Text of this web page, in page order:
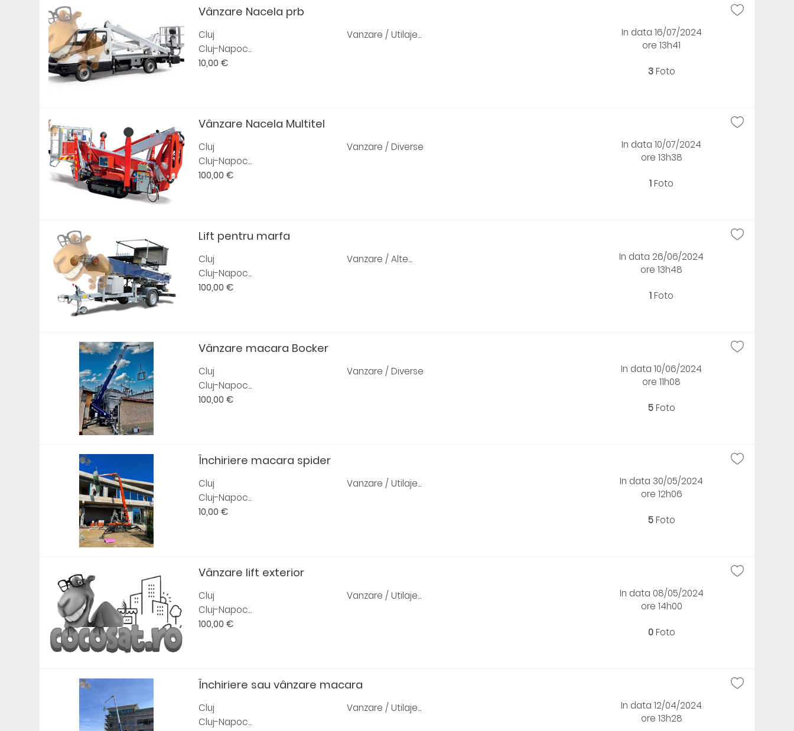
Vânzare Nacela prb
Cluj
Cluj-Napoc...
10,00 €
Vanzare / Utilaje...
In data 16/07/2024
ore 13h41
3Foto
Vânzare Nacela Multitel
Cluj
Cluj-Napoc...
100,00 €
Vanzare / Diverse
In data 10/07/2024
ore 13h38
1 Foto
Lift pentru marfa
Cluj
Cluj-Napoc...
100,00 €
Vanzare / Alte...
In data 26/06/2024
ore 13h48
1 Foto
Vânzare macara Bocker
Cluj
Cluj-Napoc...
100,00 €
Vanzare / Diverse
In data 10/06/2024
ore 11h08
5Foto
Închiriere macara spider
Cluj
Cluj-Napoc...
10,00 €
Vanzare / Utilaje...
In data 30/05/2024
ore 12h06
5Foto
Vânzare lift exterior
Cluj
Cluj-Napoc...
100,00 €
Vanzare / Utilaje...
In data 08/05/2024
ore 14h00
0Foto
Închiriere sau vânzare macara
Cluj
Cluj-Napoc...
Vanzare / Utilaje...
In data 12/04/2024
ore 13h28